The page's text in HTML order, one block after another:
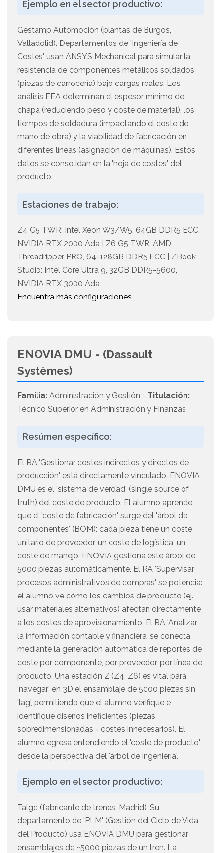
Ejemplo en el sector productivo:
Gestamp Automoción (plantas de Burgos,
Valladolid). Departamentos de 'Ingeniería de
Costes' usan ANSYS Mechanical para simular la
resistencia de componentes metálicos soldados
(piezas de carrocería) bajo cargas reales. Los
análisis FEA determinan el espesor mínimo de
chapa (reduciendo peso y coste de material), los
tiempos de soldadura (impactando el coste de
mano de obra) y la viabilidad de fabricación en
diferentes líneas (asignación de máquinas). Estos
datos se consolidan en la 'hoja de costes' del
producto.
Estaciones de trabajo:
Z4 G5 TWR: Intel Xeon W3/W5, 64GB DDR5 ECC,
NVIDIA RTX 2000 Ada | Z6 G5 TWR: AMD
Threadripper PRO, 64-128GB DDR5 ECC | ZBook
Studio: Intel Core Ultra 9, 32GB DDR5-5600,
NVIDIA RTX 3000 Ada
Encuentra más configuraciones
ENOVIA DMU - (Dassault
Systèmes)
Familia: Administración y Gestión - Titulación:
Técnico Superior en Administración y Finanzas
Resúmen específico:
El RA 'Gestionar costes indirectos y directos de
producción' está directamente vinculado. ENOVIA
DMU es el 'sistema de verdad' (single source of
truth) del coste de producto. El alumno aprende
que el 'coste de fabricación' surge del 'árbol de
componentes' (BOM): cada pieza tiene un coste
unitario de proveedor, un coste de logística, un
coste de manejo. ENOVIA gestiona este árbol de
5000 piezas automáticamente. El RA 'Supervisar
procesos administrativos de compras' se potencia:
el alumno ve cómo los cambios de producto (ej.
usar materiales alternativos) afectan directamente
a los costes de aprovisionamiento. El RA 'Analizar
la información contable y financiera' se conecta
mediante la generación automática de reportes de
coste por componente, por proveedor, por línea de
producto. Una estación Z (Z4, Z6) es vital para
'navegar' en 3D el ensamblaje de 5000 piezas sin
'lag', permitiendo que el alumno verifique e
identifique diseños ineficientes (piezas
sobredimensionadas = costes innecesarios). El
alumno egresa entendiendo el 'coste de producto'
desde la perspectiva del 'árbol de ingeniería'.
Ejemplo en el sector productivo:
Talgo (fabricante de trenes, Madrid). Su
departamento de 'PLM' (Gestión del Ciclo de Vida
del Producto) usa ENOVIA DMU para gestionar
ensamblajes de ~5000 piezas de un tren. La